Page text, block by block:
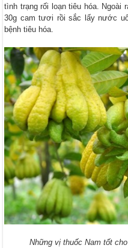
tình trạng rối loạn tiêu hóa. Ngoài
30g cam tươi rồi sắc lấy nước
bệnh tiêu hóa.
Những vị thuốc Nam tốt